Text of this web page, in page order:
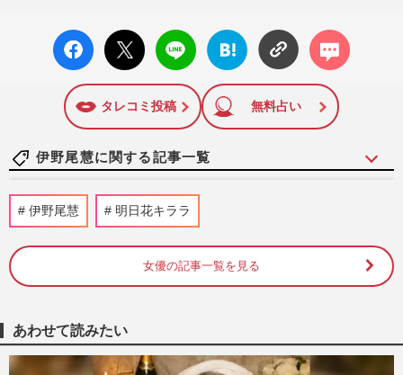
facebo
ok い
X ポス
ト
LINE
はてな
ブック
に追加
コメン
ト
タレコミ投稿 無料占い
伊野尾慧に関する記事一覧
STARTO社のカウコンが3年ぶり開催決定
で“年男コーナー”に注目集まる…timelesz
週刊女性PRIME 2025/12/8
『THE BOYZ』チュ・ハンニョンが契約解
除、伊野尾慧との過去デート…
週刊女性PRIME
伊野尾慧 明日花キララ
女優の記事一覧を見る
あわせて読みたい